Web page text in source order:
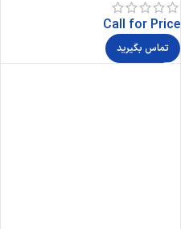
Call for Price
تماس بگیرید